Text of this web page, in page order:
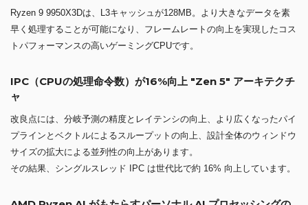
Ryzen 9 9950X3Dは、L3キャッシュが128MB。より大きなデータを素
早く処理することが可能になり、フレームレートの向上を実現したコス
トパフォーマンスの高いゲーミングCPUです。
IPC（CPUの処理命令数）が16%向上 "Zen 5" アーキテクチ
ャ
改良点には、分岐予測の精度とレイテンシの向上、より広くなったパイ
プラインとベクトルによるスループットの向上、設計全体のウィンドウ
サイズの拡大による並列性の向上があります。
その結果、シングルスレッド IPC は世代比で約 16% 向上しています。